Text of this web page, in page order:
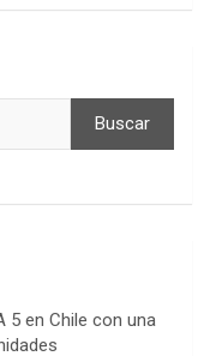
Buscar
5 en Chile con una